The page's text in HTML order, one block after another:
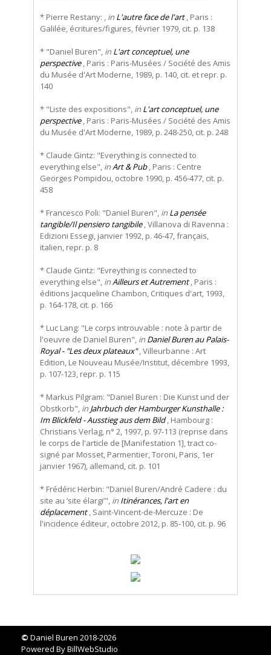
* Pierre Restany: , in L'autre face de l'art, Paris :
Galilée, écritures/figures, février 1979, cit. p. 138
* "Daniel Buren", in L'art conceptuel, une
perspective, Paris : Paris-Musées / Société des Amis
du Musée d'Art Moderne, 1989, p. 140, cit. et repr. p.
140
* "Liste des expositions", in L'art conceptuel, une
perspective, Paris : Paris-Musées / Société des Amis
du Musée d'Art Moderne, 1989, p. 248-250, cit. p. 248
* Claude Gintz: "Everything is connected to
everything else", inArt & Pub, Paris : Centre
Georges Pompidou, octobre 1990, p. 456-477, cit. p.
458
* Francesco Poli: "Daniel Buren", in La pensée
tangible/Il pensiero tangibile, Villanova di Ravenna :
Edizioni Essegi, janvier 1992, p. 46-47, français,
italien, repr. p. 8
* Claude Gintz: "Evreything is connected to
everything else", inAilleurs et Autrement, Paris :
éditions Jacqueline Chambon, Critiques d'art, 1993,
p. 164-178, cit. p. 166
* Luc Lang: "Le corps introuvable : note à partir de
l'oeuvre de Daniel Buren", in Daniel Buren au Palais-
Royal - "Les deux plateaux", Villeurbanne : Art
Edition, Le Nouveau Musée/Institut, décembre 1993,
p. 107-123, repr. p. 115
* Markus Pilgram: "Daniel Buren : Die Kunst und der
Obstkorb", in Jahrbuch der Hamburger Kunsthalle :
Im Blickfeld - Ausstieg aus dem Bild, Hambourg :
Christians Verlag, n° 2, 1997, p. 97-113 (reprise dans
le corps de l'article de [Manifestation 1], tract co-
signé par Mosset, Parmentier, Toroni, Paris, 1er
janvier 1967), allemand, cit. p. 101
* Frédéric Herbin: "Daniel Buren/André Cadere : du
site au ‘site élargi’", in Itinérances, l'art en
déplacement, Saint-Vincent-de-Mercuze : De
l'incidence éditeur, octobre 2012, p. 85-100, cit. p. 96
© Daniel Buren 2018-2026
Powered ByBillWebStudio